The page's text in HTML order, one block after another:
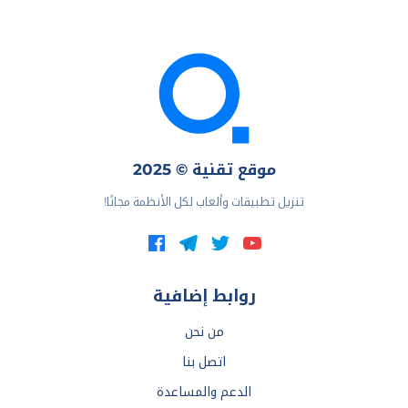
موقع تقنية © 2025
تنزيل تطبيقات وألعاب لكل الأنظمة مجانًا!
روابط إضافية
من نحن
اتصل بنا
الدعم والمساعدة